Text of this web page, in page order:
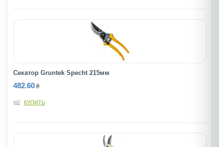
Секатор Gruntek Specht 215мм
482.60 ₴
КУПИТЬ